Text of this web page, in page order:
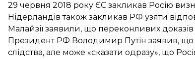
29 червня 2018 року ЄС закликав Росію
Нідерландів також закликав РФ узяти
Малайзії заявили, що переконливих доказів
Президент РФ Володимир Путін заявив,
слідства, але може «сказати одразу», що